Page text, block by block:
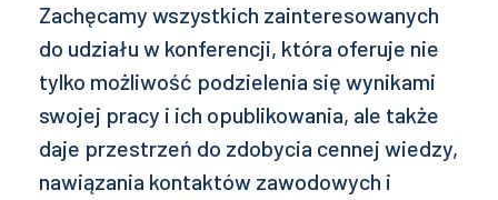
Zachęcamy wszystkich zainteresowanych
do udziału w konferencji, która oferuje nie
tylko możliwość podzielenia się wynikami
swojej pracy i ich opublikowania, ale także
daje przestrzeń do zdobycia cennej wiedzy,
nawiązania kontaktów zawodowych i